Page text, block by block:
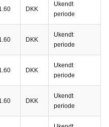
DKK
Ukendt
periode
DKK
Ukendt
periode
DKK
Ukendt
periode
DKK
Ukendt
periode